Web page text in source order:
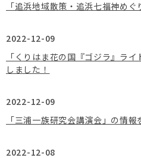
「追浜地域散策・追浜七福神め
2022-12-09
「くりはま花の国『ゴジラ』ラ
しました！
2022-12-09
「三浦一族研究会講演会」の情報
2022-12-08